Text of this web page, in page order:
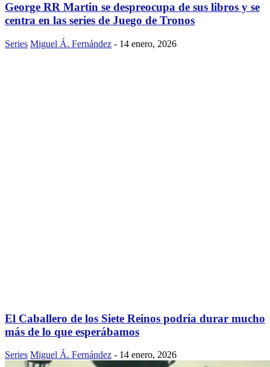
George RR Martin se despreocupa de sus libros y se
centra en las series de Juego de Tronos
Series Miguel Á. Fernández - 14 enero, 2026
El Caballero de los Siete Reinos podría durar mucho
más de lo que esperábamos
Series Miguel Á. Fernández - 14 enero, 2026